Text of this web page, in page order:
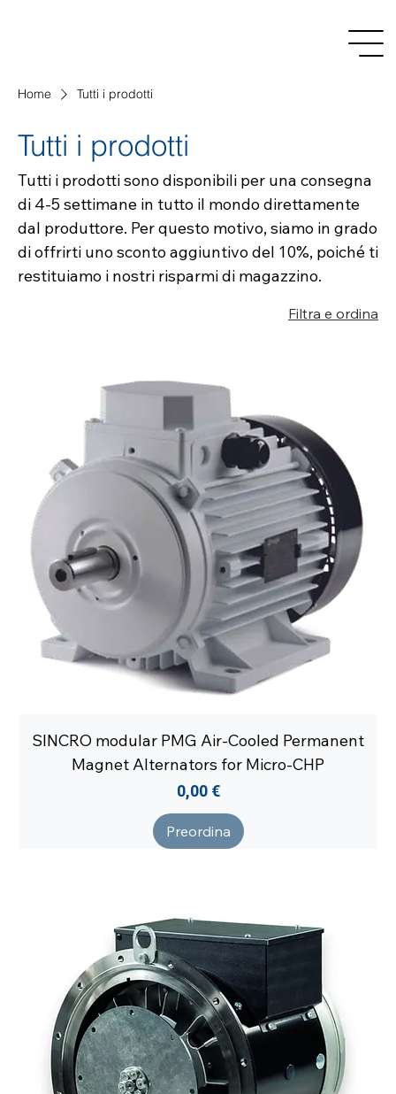
Home Tutti i prodotti
Tutti i prodotti
Tutti i prodotti sono disponibili per una consegna
di 4-5 settimane in tutto il mondo direttamente
dal produttore. Per questo motivo, siamo in grado
di offrirti uno sconto aggiuntivo del 10%, poiché ti
restituiamo i nostri risparmi di magazzino.
Filtra e ordina
SINCRO modular PMG Air-Cooled Permanent
Magnet Alternators for Micro-CHP
Prezzo
0,00 €
Preordina